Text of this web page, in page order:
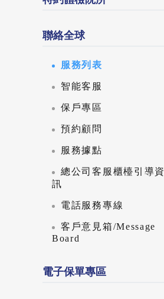
聯絡全球
服務列表
智能客服
保戶專區
預約顧問
服務據點
總公司客服櫃檯引導資
訊
電話服務專線
客戶意見箱/Message
Board
電子保單專區